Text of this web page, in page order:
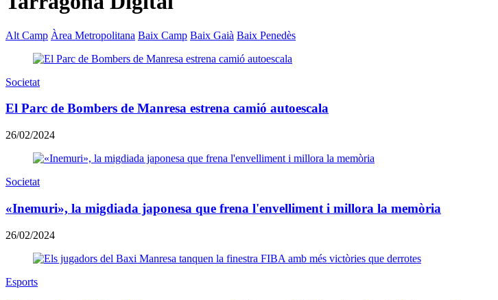
Alt Camp Àrea Metropolitana Baix Camp Baix Gaià Baix Penedès
Societat
El Parc de Bombers de Manresa estrena camió autoescala
26/02/2024
Societat
«Inemuri», la migdiada japonesa que frena l'envelliment i millora la memòria
26/02/2024
Esports